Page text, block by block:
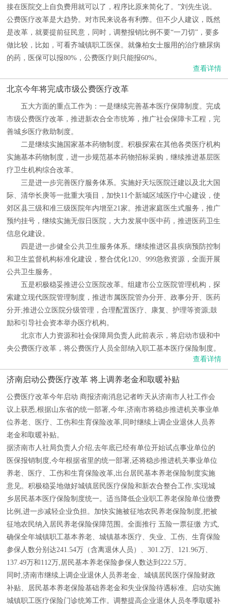
接在医院交上自负费用就可以了，程序比原来简化了。”刘先生说。
公费医疗改革是大趋势。对市民来说各有利弊。但不少人建议，既然
是改革，就要提前征民意，同时，调整报销比例不要“一刀切”，要多
做比较，比如，可看齐城镇职工医保。就像柏女士服用的治疗糖尿病
的药，医保可以报80%，公费医疗则只能报60%。
查看详情
北京今年将完成市级公费医疗改革
五大方面的重点工作为：一是继续完善基本医疗保障制度。完成
市级公费医疗改革，推进新农合全市统筹，推广社会保障卡工程，完
善城乡医疗救助制度。
二是继续实施国家基本药物制度。积极探索在其他各类医疗机构
实施基本药物制度，进一步规范基本药物招标采购，继续推进基层医
疗卫生机构综合改革。
三是进一步完善医疗服务体系。实施好天坛医院迁建以及北大国
际、清华长庚等一批重大项目，加快11个新城区域医疗中心建设，使
郊区县三级和准三级医院年内增至21家。推进家庭医生式服务，推广
预约挂号，继续实施无假日医院，大力发展中医中药，推进医药卫生
信息化建设。
四是进一步健全公共卫生服务体系。继续推进区县疾病预防控制
和卫生监督机构标准化建设，整合优化120、999急救资源，全面开展
公共卫生服务。
五是积极稳妥推进公立医院改革。组建市公立医院管理机构，探
索建立现代医院管理制度，推进市属医院管办分开、政事分开、医药
分开;推进公立医院分级管理，合理配置医疗、康复、护理等资源;鼓
励和引导社会资本举办医疗机构。
北京市人力资源和社会保障局负责人此前表示，将启动市级和中
央公费医疗改革，将公费医疗人员全部纳入职工基本医疗保险制度。
查看详情
济南启动公费医疗改革 将上调养老金和取暖补贴
公费医疗改革今年启动 商报济南消息记者昨天从济南市人社工作会
议上获悉,根据山东省的统一部署,今年,济南市将稳步推进机关事业单
位养老、医疗、工伤和生育保险改革,同时继续上调企业退休人员养
老金和取暖补贴。
据济南市人社局负责人介绍,去年底已经有单位开始试点事业单位的
医保报销制度,今年根据省里的统一部署,还将稳步推进机关事业单位
养老、医疗、工伤和生育保险改革,出台居民基本养老保险制度实施
意见。积极稳妥地做好城镇居民医疗保险和新农合整合工作,实现城
乡居民基本医疗保险制度统一。适当降低企业职工养老保险单位缴费
比例,进一步减轻企业负担。加快实施被征地农民养老保险制度,把被
征地农民纳入居民养老保险保障范围。全面推行 五险一票征缴 方式,
确保全年城镇职工基本养老、城镇基本医疗、失业、工伤、生育保险
参保人数分别达241.54万（含离退休人员）、301.2万、121.96万、
137.49万和112万,居民基本养老保险参保人数达到222.5万。
同时,济南市继续上调企业退休人员养老金、城镇居民医疗保险财政
补贴、居民基本养老保险基础养老金和失业保险待遇标准。启动实施
城镇职工医疗保险门诊统筹工作。调整提高企业退休人员冬季取暖补